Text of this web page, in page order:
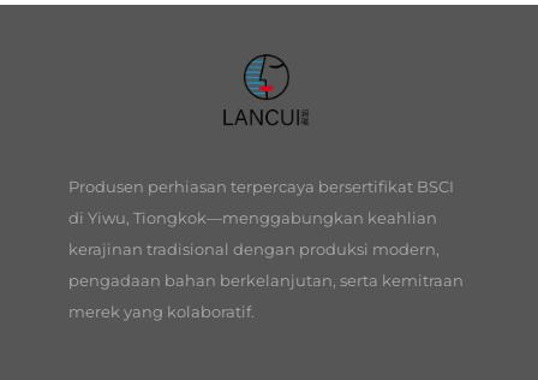
Produsen perhiasan terpercaya bersertifikat BSCI
di Yiwu, Tiongkok—menggabungkan keahlian
kerajinan tradisional dengan produksi modern,
pengadaan bahan berkelanjutan, serta kemitraan
merek yang kolaboratif.